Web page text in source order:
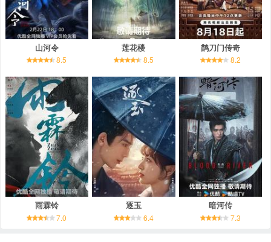
山河令
8.5
莲花楼
8.5
鹊刀门传奇
8.2
雨霖铃
7.0
逐玉
6.4
暗河传
7.3